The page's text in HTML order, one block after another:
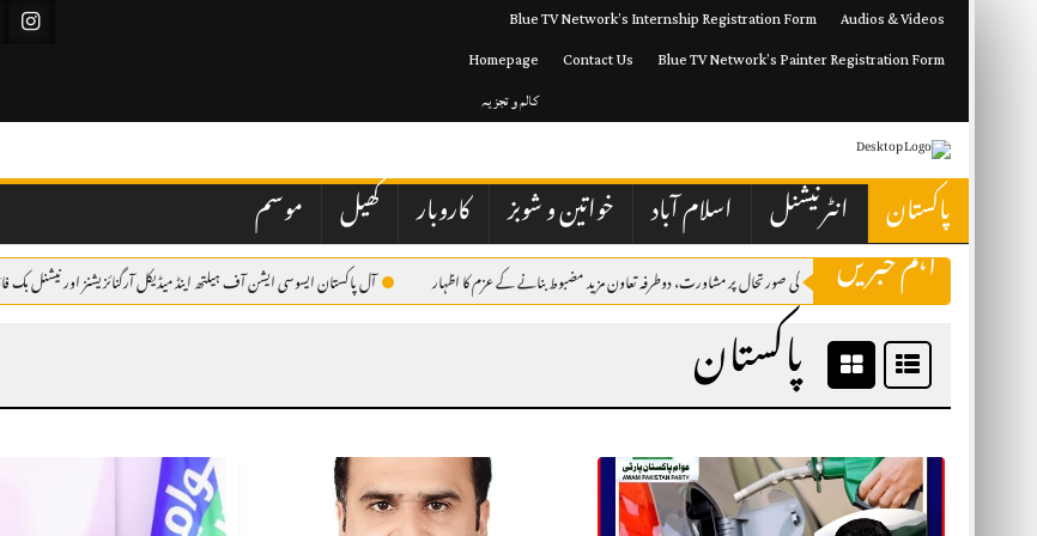
to
Audios & Videos
Blue TV Network’s Internship Registration Form
Blue TV Network’s Painter Registration Form
Contact Us
Homepage
کالم و تجزیہ
پاکستان انٹرنیشنل اسلام آباد خواتین و شوبز کاروبار کھیل موسم
اہم خبریں
پاکستان اور کویت نے مشرقِ وسطیٰ کی صورتحال پر مشاورت، دوطرفہ تعاون مزید مضبوط بنانے کے عزم کا اظہار آل پاکستان ایسوسی ایشن آف ہیلتھ اینڈ میڈیکل آرگنائزیشنز اور نیشنل بک
پاکستان